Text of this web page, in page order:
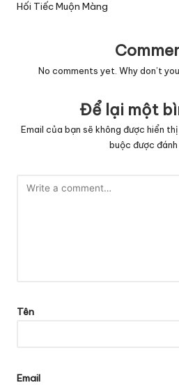
navigation
Hối Tiếc Muộn Màng
No comments yet. Why don’t
Để lại một
Email của bạn sẽ không được hiển
buộc được đánh
Tên
Email